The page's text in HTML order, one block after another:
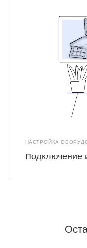
НАСТРОЙКА
Подключение